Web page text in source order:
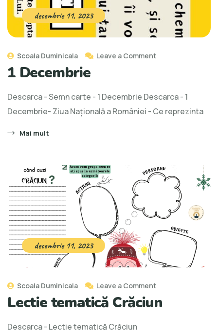
decembrie 11, 2023
Scoala Duminicala Leave a Comment
1 Decembrie
Descarca - Semn carte - 1 Decembrie Descarca - 1
Decembrie- Ziua Națională a României - Ce reprezinta
Mai mult
decembrie 11, 2023
Scoala Duminicala Leave a Comment
Lectie tematică Crăciun
Descarca - Lectie tematică Crăciun